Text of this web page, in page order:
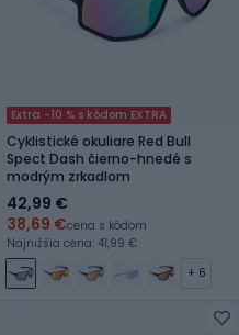
Extra -10 % s kódom EXTRA
Cyklistické okuliare Red Bull
Spect Dash čierno-hnedé s
modrým zrkadlom
42,99 €
38,69 €cena s kódom
Najnižšia cena: 41,99 €
+ 6